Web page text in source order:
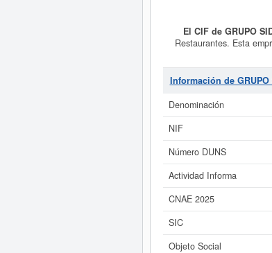
El CIF de GRUPO
Restaurantes. Esta
clasificación SIC con
Aquí mismo puede
Si está interesado en
SIDOFIA
Información de GRUPO
Denominación
NIF
Número DUNS
Actividad Informa
CNAE 2025
SIC
Objeto Social